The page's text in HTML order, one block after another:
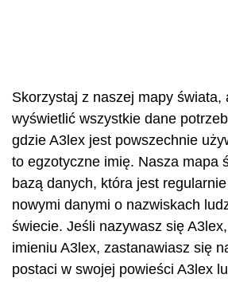
Skorzystaj z naszej mapy świata,
wyświetlić wszystkie dane
gdzie A3lex jest powszechnie
to egzotyczne imię. Nasza mapa
bazą danych, która jest
nowymi danymi o nazwiskach
świecie. Jeśli nazywasz się
imieniu A3lex, zastanawiasz się
postaci w swojej powieści A3lex